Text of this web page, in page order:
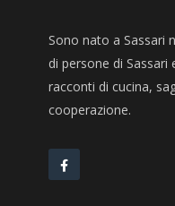
Sono nato a Sassari
di persone di Sassari
racconti di cucina,
cooperazione.